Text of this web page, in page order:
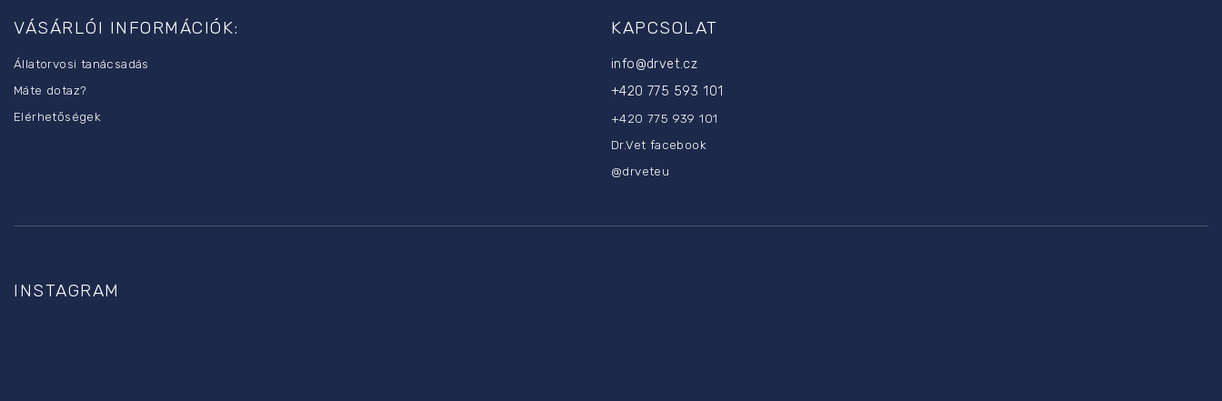
VÁSÁRLÓI INFORMÁCIÓK:
Állatorvosi tanácsadás
Máte dotaz?
Elérhetőségek
KAPCSOLAT
info@drvet.cz
+420 775 593 101
+420 775 939 101
Dr.Vet facebook
@drveteu
INSTAGRAM